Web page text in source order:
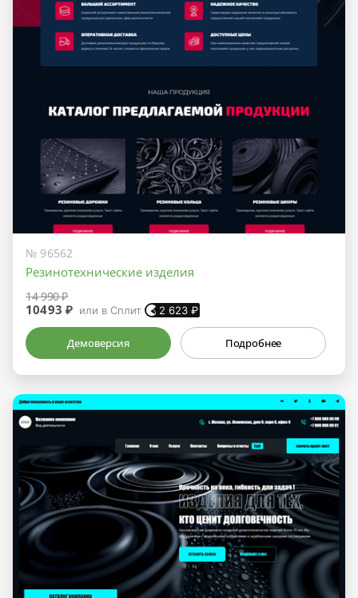
№ 96562
Резинотехнические изделия
14 990 ₽
10493 ₽ или в Сплит 2 623 ₽
Демоверсия Подробнее